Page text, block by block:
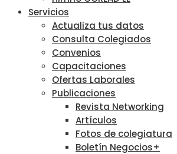
Servicios
Actualiza tus datos
Consulta Colegiados
Convenios
Capacitaciones
Ofertas Laborales
Publicaciones
Revista Networking
Artículos
Fotos de colegiatura
Boletín Negocios+